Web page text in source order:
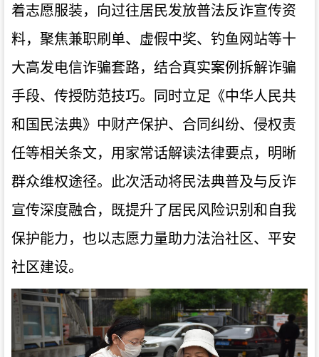
着志愿服装，向过往居民发放普法反诈宣传资
料，聚焦兼职刷单、虚假中奖、钓鱼网站等十
大高发电信诈骗套路，结合真实案例拆解诈骗
手段、传授防范技巧。同时立足《中华人民共
和国民法典》中财产保护、合同纠纷、侵权责
任等相关条文，用家常话解读法律要点，明晰
群众维权途径。此次活动将民法典普及与反诈
宣传深度融合，既提升了居民风险识别和自我
保护能力，也以志愿力量助力法治社区、平安
社区建设。